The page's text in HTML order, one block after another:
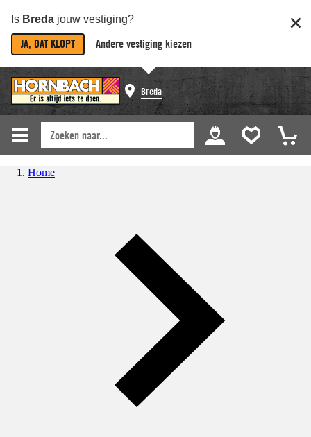
Is Breda jouw vestiging?
JA, DAT KLOPT Andere vestiging kiezen
Breda
Home